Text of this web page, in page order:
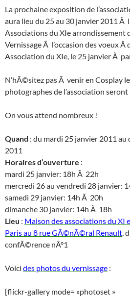
La prochaine exposition de
aura lieu du 25 au 30 janvier 2011 Ã
Associations du XIe arrondissement
Vernissage Ã l’occasion des voeux Â
Association du XIe, le 25 janvier Ã
N’hÃ©sitez pas Ã venir en Cosplay
photographes de l’association
On vous attend nombreux !
Quand : du mardi 25 janvier 2011 au
2011
Horaires d’ouverture :
mardi 25 janvier: 18h Ã 22h
mercredi 26 au vendredi 28 janvier:
samedi 29 janvier: 14h Ã 20h
dimanche 30 janvier: 14h Ã 18h
Lieu : Maison des associations du XI
Paris au 8 rue GÃ©nÃ©ral Renault,
confÃ©rence nÂ°1
Voici des photos du vernissage :
[flickr-gallery mode= »photoset »